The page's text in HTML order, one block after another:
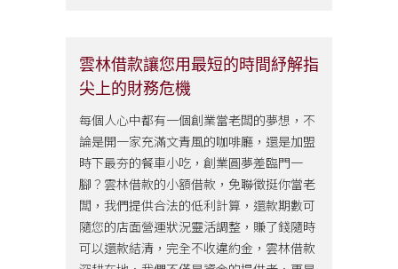
雲林借款讓您用最短的時間紓解指
尖上的財務危機
每個人心中都有一個創業當老闆的夢想，不
論是開一家充滿文青風的咖啡廳，還是加盟
時下最夯的餐車小吃，創業圓夢差臨門一
腳？雲林借款的小額借款，免聯徵挺你當老
闆，我們提供合法的低利計算，還款期數可
隨您的店面營運狀況靈活調整，賺了錢隨時
可以還款結清，完全不收違約金，雲林借款